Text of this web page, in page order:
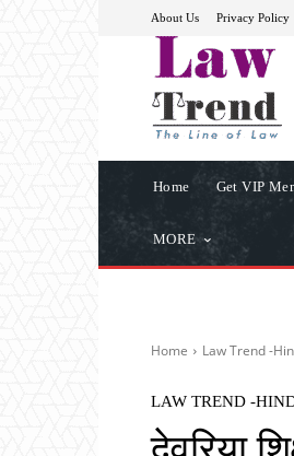
About Us Privacy Policy
Home Get VIP
MORE
Home Law Trend -
LAW TREND -